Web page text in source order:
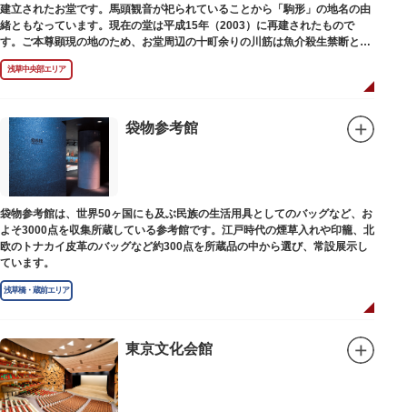
建立されたお堂です。馬頭観音が祀られていることから「駒形」の地名の由
緒ともなっています。現在の堂は平成15年（2003）に再建されたもので
す。ご本尊顕現の地のため、お堂周辺の十町余りの川筋は魚介殺生禁断とな
り、戒殺碑が建立されました。
浅草中央部エリア
袋物参考館
袋物参考館は、世界50ヶ国にも及ぶ民族の生活用具としてのバッグなど、お
よそ3000点を収集所蔵している参考館です。江戸時代の煙草入れや印籠、北
欧のトナカイ皮革のバッグなど約300点を所蔵品の中から選び、常設展示し
ています。
浅草橋・蔵前エリア
東京文化会館